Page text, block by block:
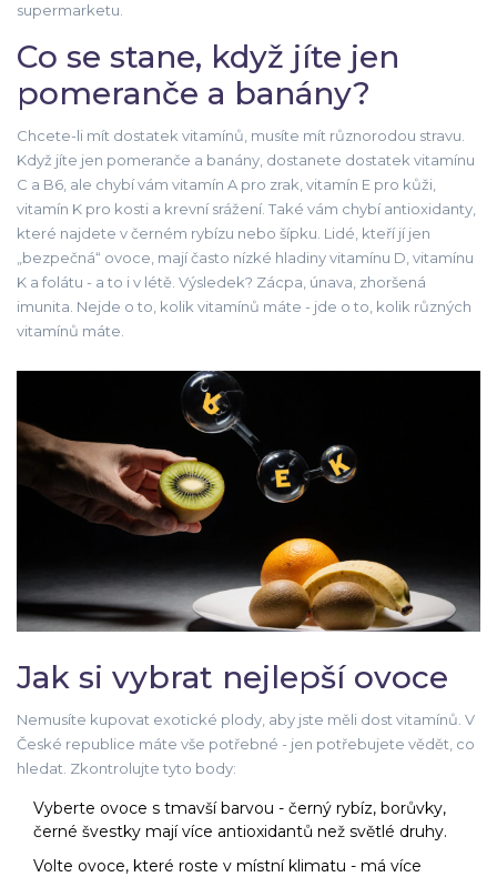
supermarketu.
Co se stane, když jíte jen
pomeranče a banány?
Chcete-li mít dostatek vitamínů, musíte mít různorodou stravu.
Když jíte jen pomeranče a banány, dostanete dostatek vitamínu
C a B6, ale chybí vám vitamín A pro zrak, vitamín E pro kůži,
vitamín K pro kosti a krevní srážení. Také vám chybí antioxidanty,
které najdete v černém rybízu nebo šípku. Lidé, kteří jí jen
„bezpečná“ ovoce, mají často nízké hladiny vitamínu D, vitamínu
K a folátu - a to i v létě. Výsledek? Zácpa, únava, zhoršená
imunita. Nejde o to, kolik vitamínů máte - jde o to, kolik různých
vitamínů máte.
Jak si vybrat nejlepší ovoce
Nemusíte kupovat exotické plody, aby jste měli dost vitamínů. V
České republice máte vše potřebné - jen potřebujete vědět, co
hledat. Zkontrolujte tyto body:
Vyberte ovoce s tmavší barvou - černý rybíz, borůvky,
černé švestky mají více antioxidantů než světlé druhy.
Volte ovoce, které roste v místní klimatu - má více